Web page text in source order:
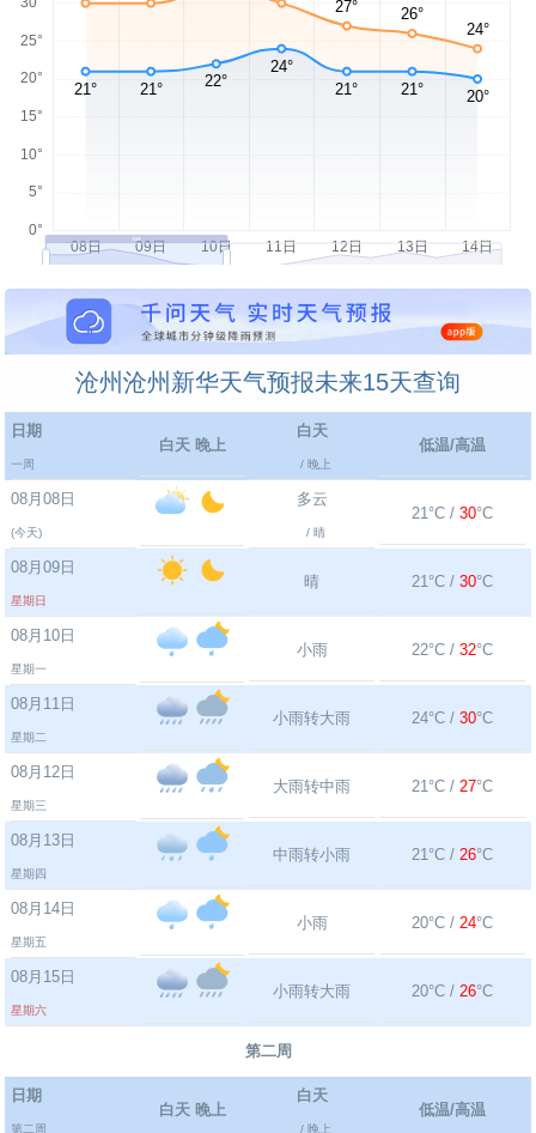
沧州沧州新华天气预报未来15天查询
日期
一周
白天 晚上
白天
/ 晚上
低温/高温
08月08日
(今天)
多云
/ 晴
21°C / 30°C
08月09日
星期日
晴 21°C / 30°C
08月10日
星期一
小雨 22°C / 32°C
08月11日
星期二
小雨转大雨 24°C / 30°C
08月12日
星期三
大雨转中雨 21°C / 27°C
08月13日
星期四
中雨转小雨 21°C / 26°C
08月14日
星期五
小雨 20°C / 24°C
08月15日
星期六
小雨转大雨 20°C / 26°C
第二周
日期
第二周
白天 晚上
白天
/ 晚上
低温/高温